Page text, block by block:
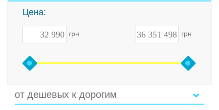
Цена:
грн грн
от дешевых к дорогим